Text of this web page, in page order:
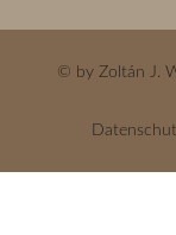
© by Zoltán J.